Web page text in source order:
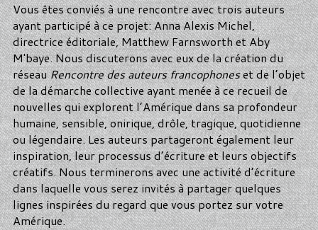
Vous êtes conviés à une rencontre avec trois auteurs
ayant participé à ce projet: Anna Alexis Michel,
directrice éditoriale, Matthew Farnsworth et Aby
M'baye. Nous discuterons avec eux de la création du
réseauRencontre des auteurs francophoneset de l’objet
de la démarche collective ayant menée à ce recueil de
nouvelles qui explorent l’Amérique dans sa profondeur
humaine, sensible, onirique, drôle, tragique, quotidienne
ou légendaire. Les auteurs partageront également leur
inspiration, leur processus d’écriture et leurs objectifs
créatifs. Nous terminerons avec une activité d’écriture
dans laquelle vous serez invités à partager quelques
lignes inspirées du regard que vous portez sur votre
Amérique.